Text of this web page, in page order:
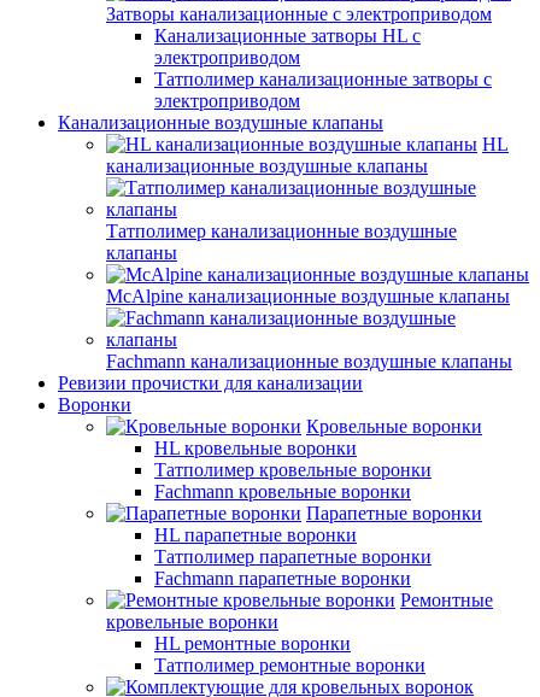
Затворы канализационные с электроприводом
Канализационные затворы HL с
электроприводом
Татполимер канализационные затворы с
электроприводом
Канализационные воздушные клапаны
HL
канализационные воздушные клапаны
Татполимер канализационные воздушные
клапаны
McAlpine канализационные воздушные клапаны
Fachmann канализационные воздушные клапаны
Ревизии прочистки для канализации
Воронки
Кровельные воронки
HL кровельные воронки
Татполимер кровельные воронки
Fachmann кровельные воронки
Парапетные воронки
HL парапетные воронки
Татполимер парапетные воронки
Fachmann парапетные воронки
Ремонтные
кровельные воронки
HL ремонтные воронки
Татполимер ремонтные воронки